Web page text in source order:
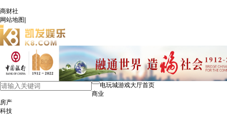
商财社
网站地图
电玩城游戏大厅首页
商业
房产
科技